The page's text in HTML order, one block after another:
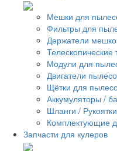
Мешки для
Фильтры для
Держатели
Модули для
Двигатели
Щётки для
Аккумуляторы /
Шланги /
Комплектующие
Запчасти для кулеров